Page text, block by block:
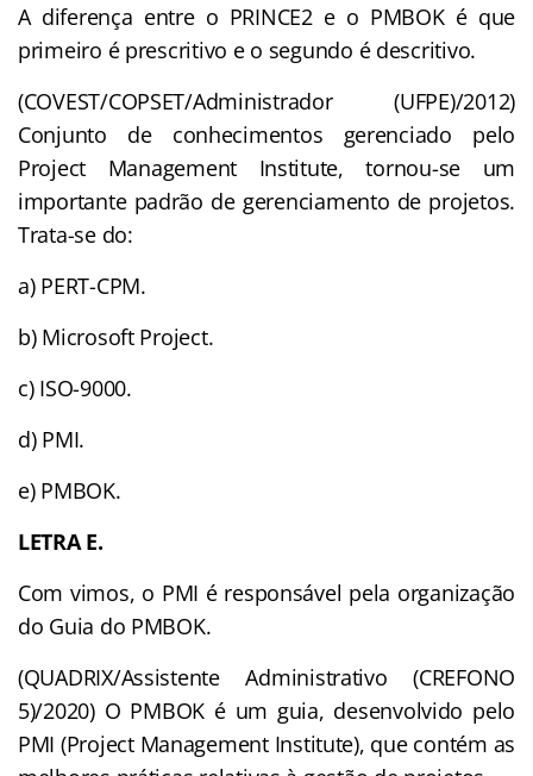
A diferença entre o PRINCE2 e o PMBOK é que
primeiro é prescritivo e o segundo é descritivo.
(COVEST/COPSET/Administrador (UFPE)/2012)
Conjunto de conhecimentos gerenciado pelo
Project Management Institute, tornou-se um
importante padrão de gerenciamento de projetos.
Trata-se do:
a) PERT-CPM.
b) Microsoft Project.
c) ISO-9000.
d) PMI.
e) PMBOK.
LETRA E.
Com vimos, o PMI é responsável pela organização
do Guia do PMBOK.
(QUADRIX/Assistente Administrativo (CREFONO
5)/2020) O PMBOK é um guia, desenvolvido pelo
PMI (Project Management Institute), que contém as